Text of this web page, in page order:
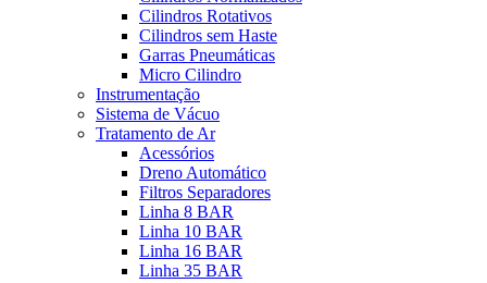
Cilindros Rotativos
Cilindros sem Haste
Garras Pneumáticas
Micro Cilindro
Instrumentação
Sistema de Vácuo
Tratamento de Ar
Acessórios
Dreno Automático
Filtros Separadores
Linha 8 BAR
Linha 10 BAR
Linha 16 BAR
Linha 35 BAR